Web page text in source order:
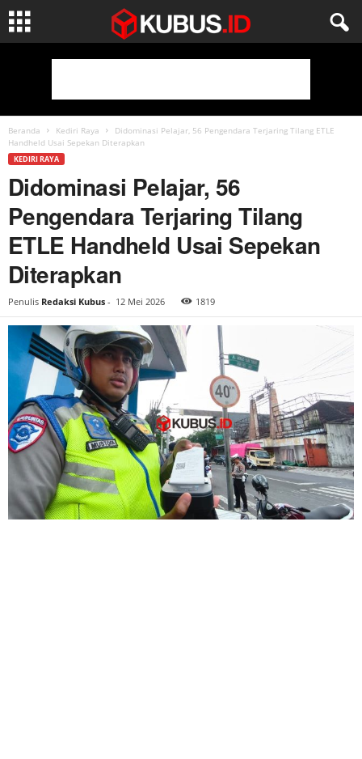
Beranda Kediri Raya
Didominasi Pelajar, 56 Pengendara Terjaring Tilang ETLE
Handheld Usai Sepekan Diterapkan
KEDIRI RAYA
Didominasi Pelajar, 56
Pengendara Terjaring Tilang
ETLE Handheld Usai Sepekan
Diterapkan
Penulis Redaksi Kubus - 12 Mei 2026 1819